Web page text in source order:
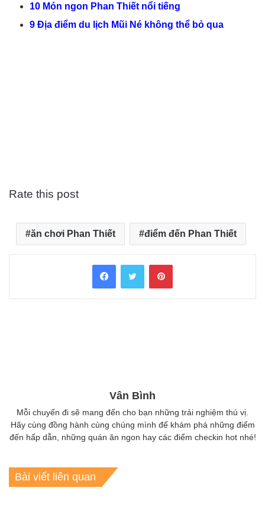
10 Món ngon Phan Thiết nổi tiếng
9 Địa điểm du lịch Mũi Né không thể bỏ qua
Rate this post
ăn chơi Phan Thiết điểm đến Phan Thiết
FacebookTwitter Pinterest
Vân Bình
Mỗi chuyến đi sẽ mang đến cho bạn những trải nghiệm thú vị.
Hãy cùng đồng hành cùng chúng mình để khám phá những điểm
đến hấp dẫn, những quán ăn ngon hay các điểm checkin hot nhé!
Bài viết liên quan